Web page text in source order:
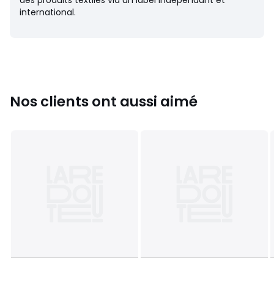
• En lavant votre linge à 30° au lieu de 40°, vous limitez la
international.
Nos clients ont aussi aimé